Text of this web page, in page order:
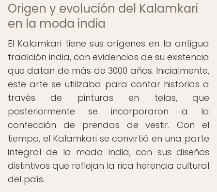
Origen y evolución del Kalamkari
en la moda india
El Kalamkari tiene sus orígenes en la antigua
tradición india, con evidencias de su existencia
que datan de más de 3000 años. Inicialmente,
este arte se utilizaba para contar historias a
través de pinturas en telas, que
posteriormente se incorporaron a la
confección de prendas de vestir. Con el
tiempo, el Kalamkari se convirtió en una parte
integral de la moda india, con sus diseños
distintivos que reflejan la rica herencia cultural
del país.